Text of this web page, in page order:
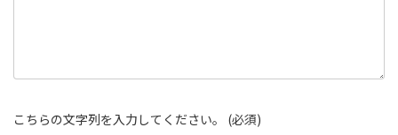
こちらの文字列を入力してください。 (必須)